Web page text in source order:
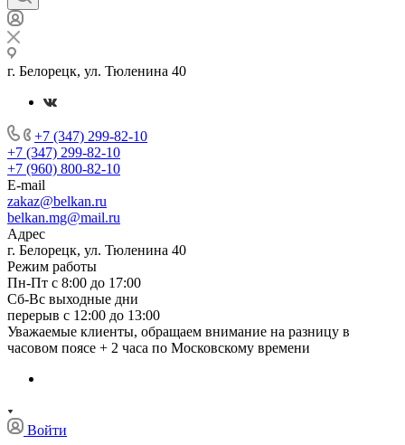
г. Белорецк, ул. Тюленина 40
+7 (347) 299-82-10
+7 (347) 299-82-10
+7 (960) 800-82-10
E-mail
zakaz@belkan.ru
belkan.mg@mail.ru
Адрес
г. Белорецк, ул. Тюленина 40
Режим работы
Пн-Пт с 8:00 до 17:00
Сб-Вс выходные дни
перерыв с 12:00 до 13:00
Уважаемые клиенты, обращаем внимание на разницу в
часовом поясе + 2 часа по Московскому времени
Войти